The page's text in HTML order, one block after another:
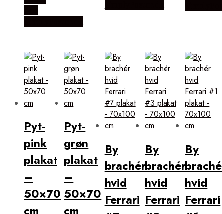
Pyt-
pink
plakat
–
50×70
Pyt-
grøn
plakat
–
50×70
By
brachér
hvid
Ferrari
By
brachér
hvid
Ferrari
By
hvid
Ferrari